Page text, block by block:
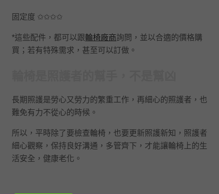
固定度 ✩✩✩✩
*這些配件，都可以跟輪椅廠商詢問，並以合適的價格購
買；若有特殊需求，甚至可以訂做。
長期照護是勞心又勞力的繁重工作，再細心的照護者，也
難免有力不從心的時候。
所以，平時除了要檢查輪椅，也要更新照護新知，照護者
細心觀察，保持良好溝通，多管齊下，才能讓輪椅上的生
活安全，健康老化。